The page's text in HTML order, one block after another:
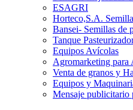
ESAGRI
Horteco,S.A.
Bansei- Semillas de
Tanque
Equipos Avícolas
Agromarketing para
Venta de granos y
Equipos y
Mensaje publicitario